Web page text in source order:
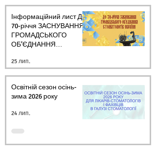
Інформаційний лист ДО
70-річчя ЗАСНУВАННЯ
ГРОМАДСЬКОГО
ОБ’ЄДНАННЯ
УКРАЇНИ
25 лип.
Освітній сезон осінь-
зима 2026 року
24 лип.